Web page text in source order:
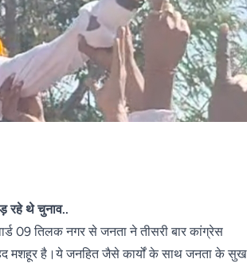
रहे थे चुनाव..
09 तिलक नगर से जनता ने तीसरी बार कांग्रेस
मशहूर है।ये जनहित जैसे कार्यों के साथ जनता के सुख